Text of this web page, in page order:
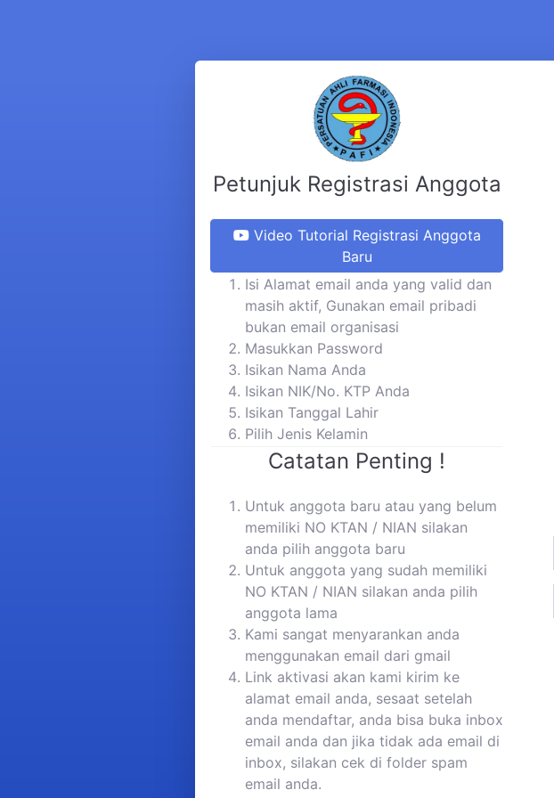
Petunjuk Registrasi Anggota
Video Tutorial Registrasi Anggota
Baru
Isi Alamat email anda yang valid dan
masih aktif, Gunakan email pribadi
bukan email organisasi
Masukkan Password
Isikan Nama Anda
Isikan NIK/No. KTP Anda
Isikan Tanggal Lahir
Pilih Jenis Kelamin
Catatan Penting !
Untuk anggota baru atau yang belum
memiliki NO KTAN / NIAN silakan
anda pilih anggota baru
Untuk anggota yang sudah memiliki
NO KTAN / NIAN silakan anda pilih
anggota lama
Kami sangat menyarankan anda
menggunakan email dari gmail
Link aktivasi akan kami kirim ke
alamat email anda, sesaat setelah
anda mendaftar, anda bisa buka inbox
email anda dan jika tidak ada email di
inbox, silakan cek di folder spam
email anda.